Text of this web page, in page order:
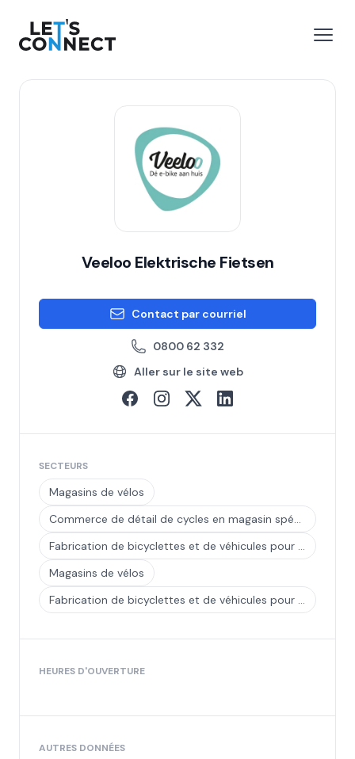
Let's Connect
le menu
Veeloo Elektrische Fietsen
Contact par courriel
0800 62 332
Aller sur le site web
SECTEURS
Magasins de vélos
Commerce de détail de cycles en magasin spécialisé
Fabrication de bicyclettes et de véhicules pour invalides
Magasins de vélos
Fabrication de bicyclettes et de véhicules pour invalides
HEURES D'OUVERTURE
AUTRES DONNÉES